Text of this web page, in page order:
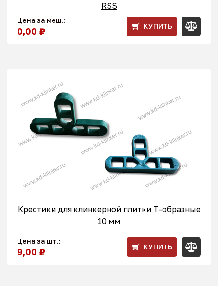
RSS
Цена за меш.:
0,00 ₽ КУПИТЬ
Крестики для клинкерной плитки T-образные
10 мм
Цена за шт.:
9,00 ₽ КУПИТЬ